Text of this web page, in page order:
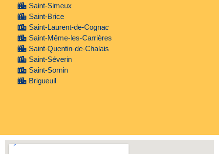
Saint-Simeux
Saint-Brice
Saint-Laurent-de-Cognac
Saint-Même-les-Carrières
Saint-Quentin-de-Chalais
Saint-Séverin
Saint-Sornin
Brigueuil